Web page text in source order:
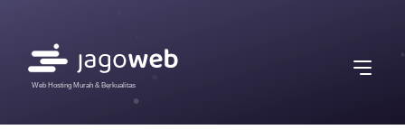
Web Hosting Murah & Berkualitas